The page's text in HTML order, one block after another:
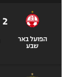
הפועל באר
שבע
2